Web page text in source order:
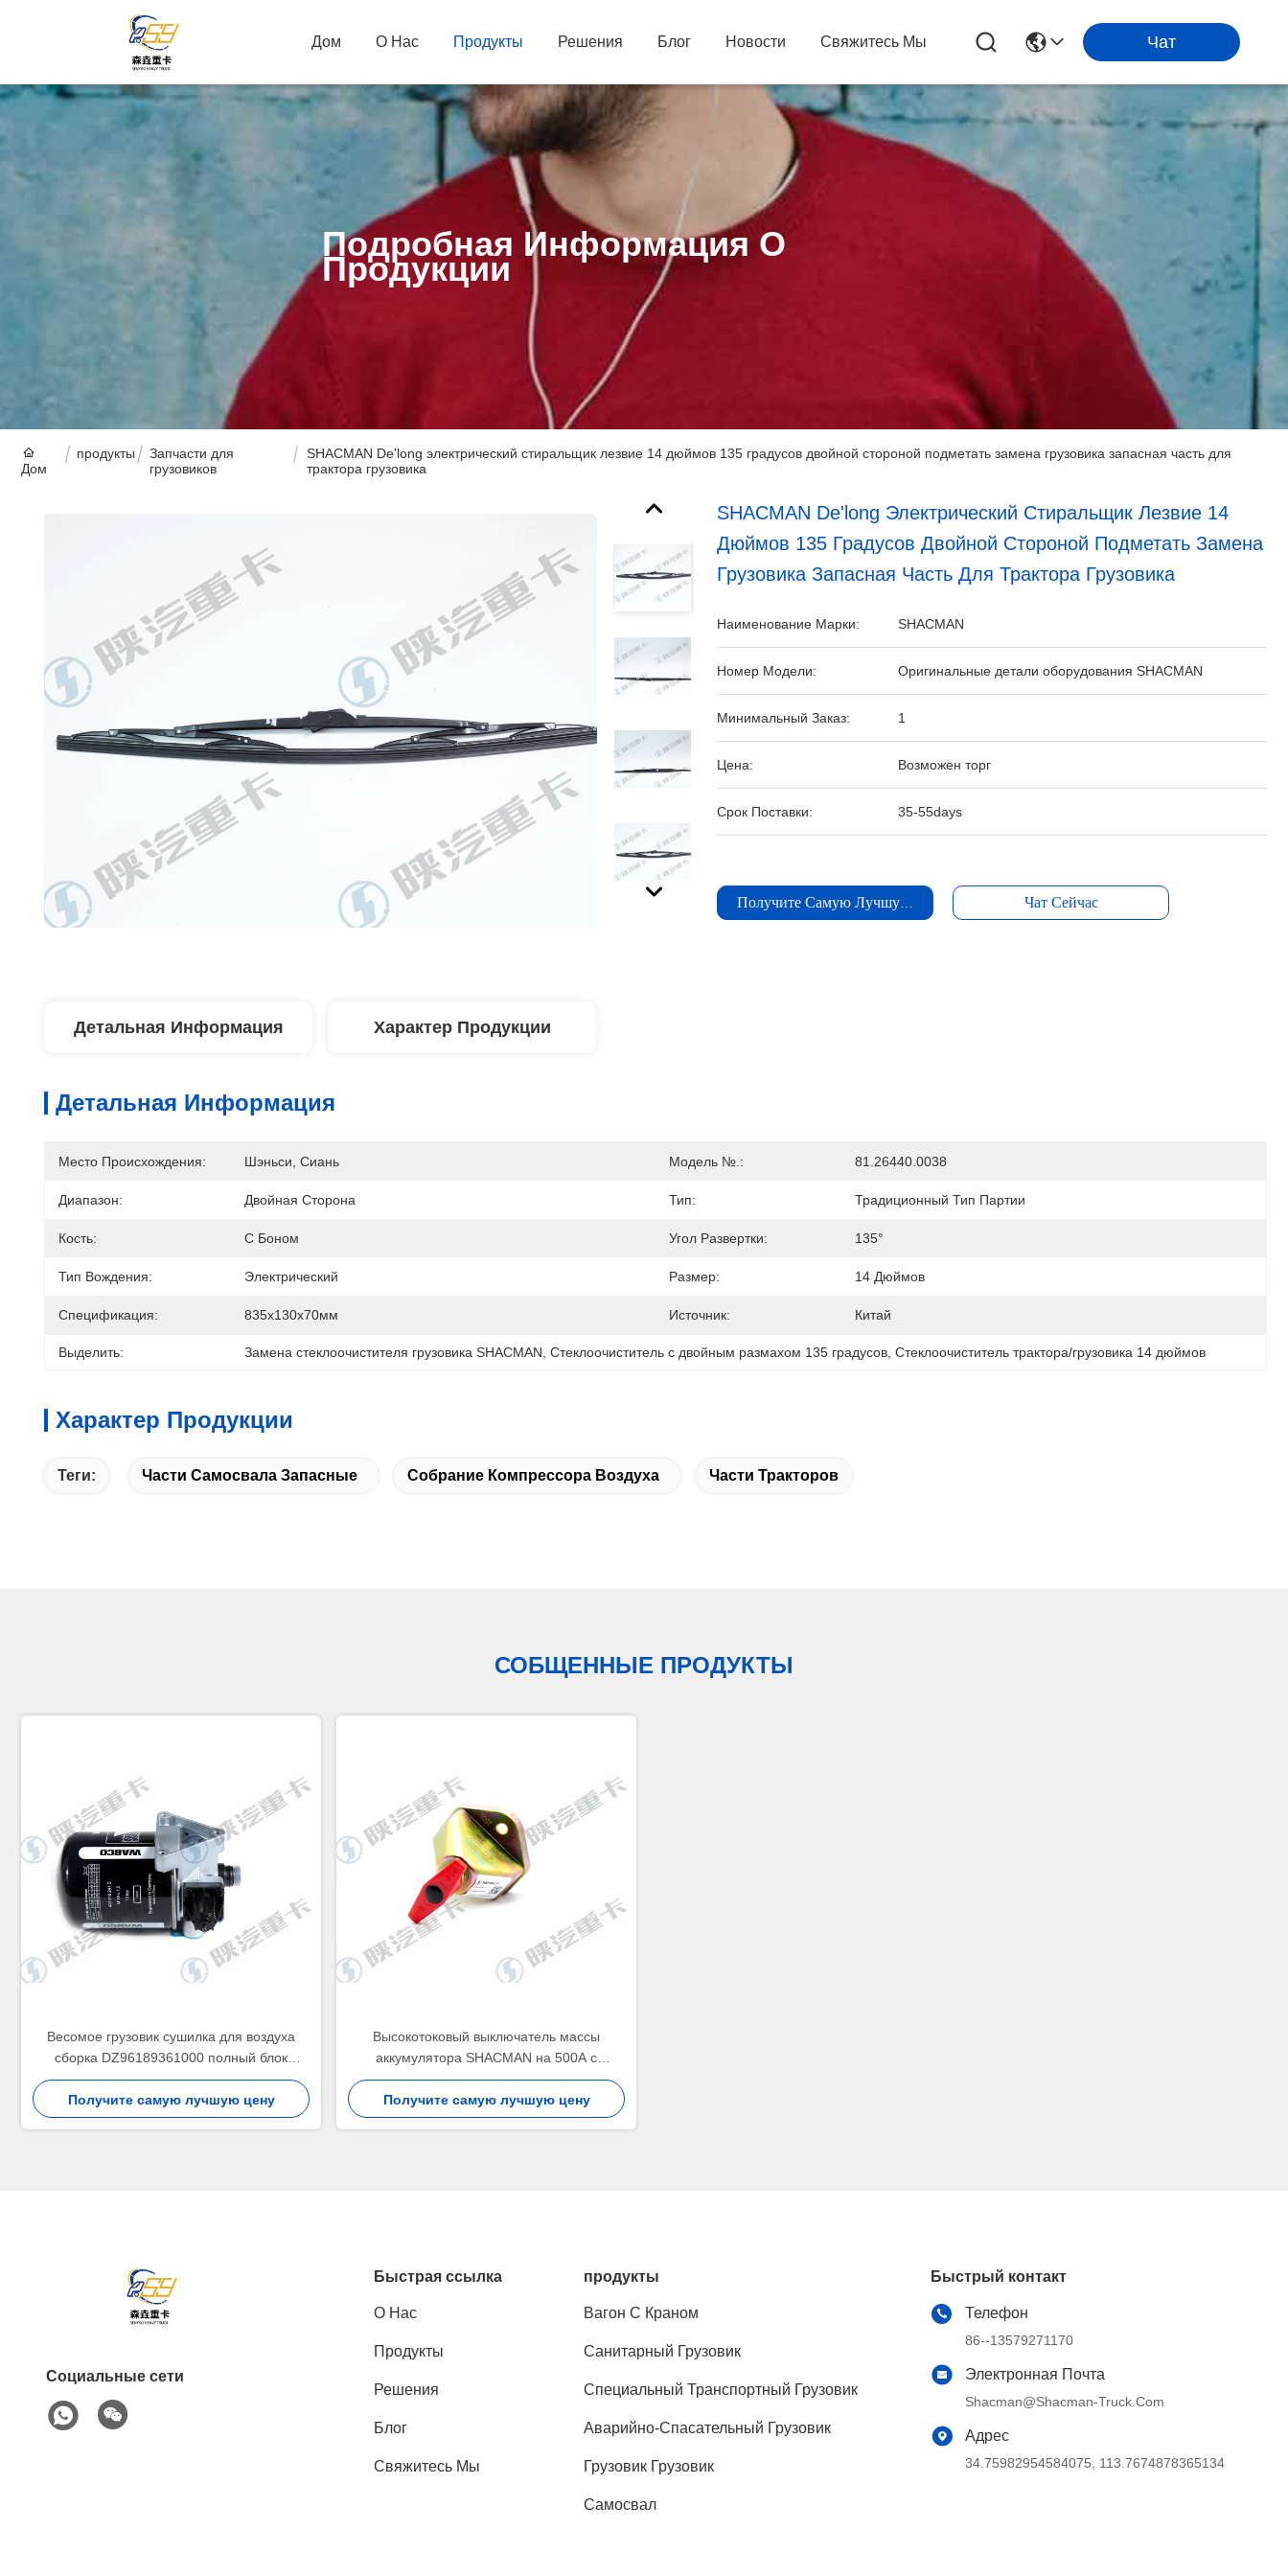
Дом О Нас Продукты Решения Блог Новости Свяжитесь Мы Чат
Подробная Информация О
Продукции
Дом
продукты
Запчасти для
грузовиков
SHACMAN De'long электрический стиральщик лезвие 14 дюймов 135 градусов двойной стороной подметать замена грузовика запасная часть для
трактора грузовика
SHACMAN De'long Электрический Стиральщик Лезвие 14
Дюймов 135 Градусов Двойной Стороной Подметать Замена
Грузовика Запасная Часть Для Трактора Грузовика
Наименование Марки: SHACMAN
Номер Модели: Оригинальные детали оборудования SHACMAN
Минимальный Заказ: 1
Цена: Возможен торг
Срок Поставки: 35-55days
Получите Самую Лучшую Цену Чат Сейчас
Детальная Информация Характер Продукции
Детальная Информация
Место Происхождения: Шэньси, Сиань Модель №.: 81.26440.0038
Диапазон: Двойная Сторона Тип: Традиционный Тип Партии
Кость: С Боном Угол Развертки: 135°
Тип Вождения: Электрический Размер: 14 Дюймов
Спецификация: 835х130х70мм Источник: Китай
Выделить: Замена стеклоочистителя грузовика SHACMAN Стеклоочиститель с двойным размахом 135 градусов Стеклоочиститель трактора/грузовика 14 дюймов
Характер Продукции
Теги: Части Самосвала Запасные Собрание Компрессора Воздуха Части Тракторов
СОБЩЕННЫЕ ПРОДУКТЫ
Весомое грузовик сушилка для воздуха
сборка DZ96189361000 полный блок
губернатор клапан очистки для SHACMAN,
HOWO грузовик
Получите самую лучшую цену
Высокотоковый выключатель массы
аккумулятора SHACMAN на 500А с
вспомогательным терминалом для
сохранения памяти для грузовиков ISUZU
SHACMAN FTR FVR 24V DC
Получите самую лучшую цену
Социальные сети
Быстрая ссылка
О Нас
Продукты
Решения
Блог
Свяжитесь Мы
продукты
Вагон С Краном
Санитарный Грузовик
Специальный Транспортный Грузовик
Аварийно-Спасательный Грузовик
Грузовик Грузовик
Самосвал
Быстрый контакт
Телефон
86--13579271170
Электронная Почта
Shacman@shacman-Truck.com
Адрес
34.75982954584075, 113.7674878365134